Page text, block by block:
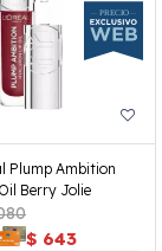
Plump Ambition
Berry Jolie
$ 643